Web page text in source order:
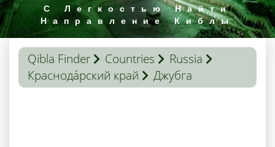
С Легкостью Найти
Направление Киблы
Qibla Finder Countries
Russia
Краснода́рский край
Джубга